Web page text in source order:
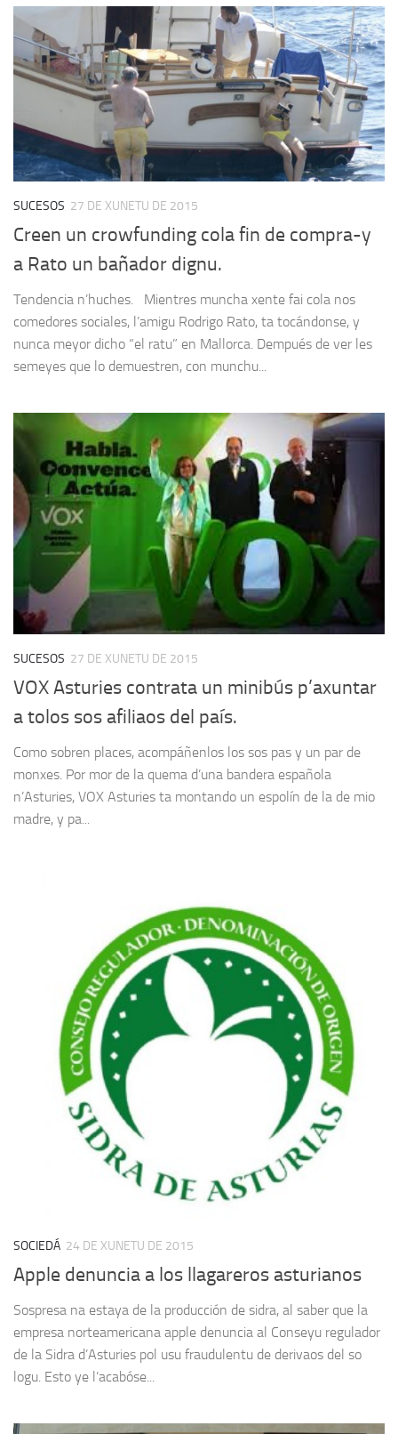
SUCESOS 27 DE XUNETU DE 2015
Creen un crowfunding cola fin de compra-y
a Rato un bañador dignu.
Tendencia n’huches. Mientres muncha xente fai cola nos
comedores sociales, l’amigu Rodrigo Rato, ta tocándonse, y
nunca meyor dicho “el ratu” en Mallorca. Dempués de ver les
semeyes que lo demuestren, con munchu...
SUCESOS 27 DE XUNETU DE 2015
VOX Asturies contrata un minibús p’axuntar
a tolos sos afiliaos del país.
Como sobren places, acompáñenlos los sos pas y un par de
monxes. Por mor de la quema d’una bandera española
n’Asturies, VOX Asturies ta montando un espolín de la de mio
madre, y pa...
SOCIEDÁ 24 DE XUNETU DE 2015
Apple denuncia a los llagareros asturianos
Sospresa na estaya de la producción de sidra, al saber que la
empresa norteamericana apple denuncia al Conseyu regulador
de la Sidra d’Asturies pol usu fraudulentu de derivaos del so
logu. Esto ye l’acabóse...